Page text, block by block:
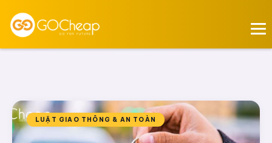
LUẬT GIAO THÔNG & AN TOÀN